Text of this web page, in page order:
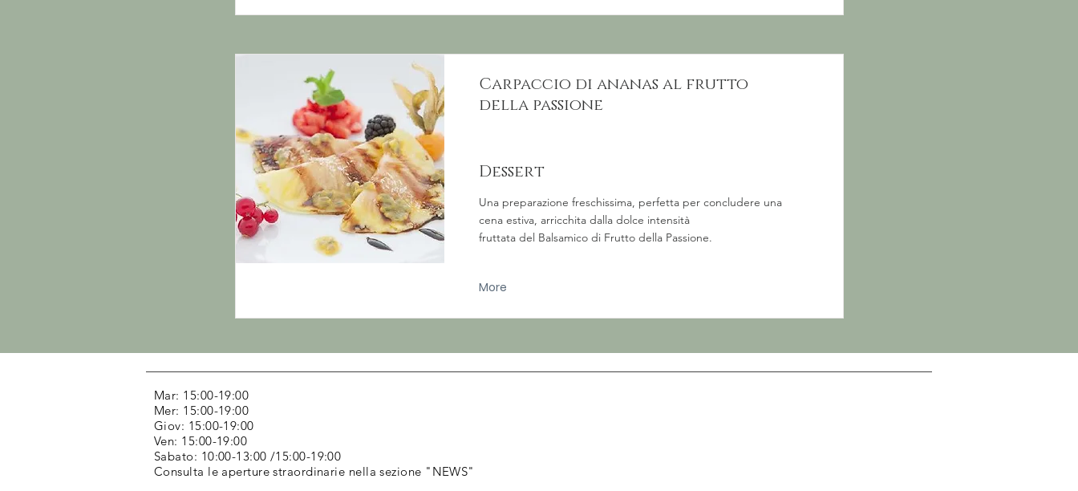
Carpaccio di ananas al frutto
della passione
Dessert
Una preparazione freschissima, perfetta per concludere una
cena estiva, arricchita dalla dolce intensità
fruttata del Balsamico di Frutto della Passione.
More
Mar: 15:00-19:00
Mer: 15:00-19:00
Giov: 15:00-19:00
Ven: 15:00-19:00
Sabato: 10:00-13:00 /15:00-19:00
Consulta le aperture straordinarie nella sezione "NEWS"​